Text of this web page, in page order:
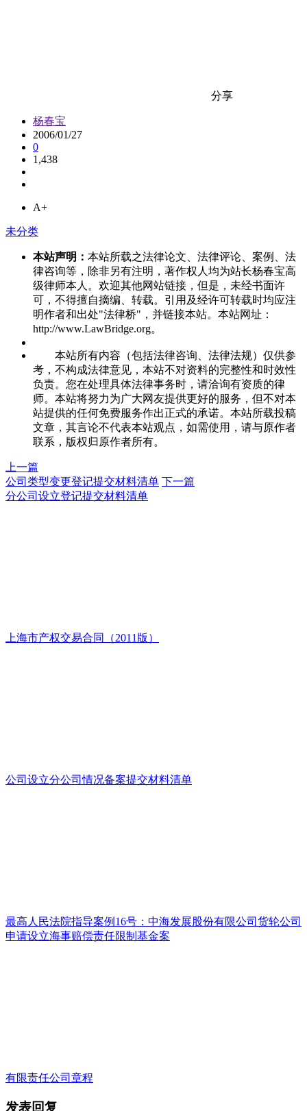
分享
杨春宝
2006/01/27
0
1,438
A+
未分类
本站声明： 本站所载之法律论文、法律评论、案例、法
律咨询等，除非另有注明，著作权人均为站长杨春宝高
级律师本人。欢迎其他网站链接，但是，未经书面许
可，不得擅自摘编、转载。引用及经许可转载时均应注
明作者和出处"法律桥"，并链接本站。本站网址：
http://www.LawBridge.org。
本站所有内容（包括法律咨询、法律法规）仅供参
考，不构成法律意见，本站不对资料的完整性和时效性
负责。您在处理具体法律事务时，请洽询有资质的律
师。本站将努力为广大网友提供更好的服务，但不对本
站提供的任何免费服务作出正式的承诺。本站所载投稿
文章，其言论不代表本站观点，如需使用，请与原作者
联系，版权归原作者所有。
上一篇
公司类型变更登记提交材料清单 下一篇
分公司设立登记提交材料清单
上海市产权交易合同（2011版）
公司设立分公司情况备案提交材料清单
最高人民法院指导案例16号：中海发展股份有限公司货轮公司
申请设立海事赔偿责任限制基金案
有限责任公司章程
发表回复